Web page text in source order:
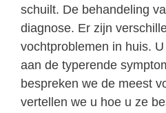
schuilt. De behandeling
diagnose. Er zijn
vochtproblemen in huis.
aan de typerende
bespreken we de meest
vertellen we u hoe u ze